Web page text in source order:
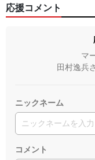
応援コメント
マ
田村逸兵
ニックネーム
コメント